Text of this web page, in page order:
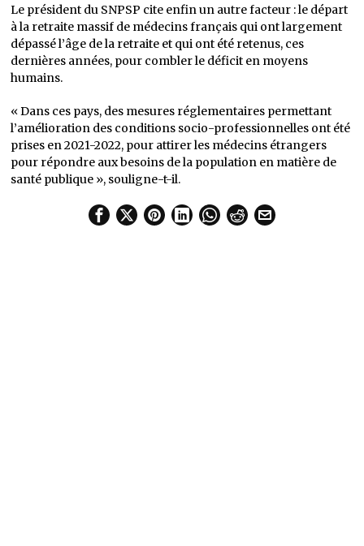
Le président du SNPSP cite enfin un autre facteur : le départ
à la retraite massif de médecins français qui ont largement
dépassé l’âge de la retraite et qui ont été retenus, ces
dernières années, pour combler le déficit en moyens
humains.
« Dans ces pays, des mesures réglementaires permettant
l’amélioration des conditions socio-professionnelles ont été
prises en 2021-2022, pour attirer les médecins étrangers
pour répondre aux besoins de la population en matière de
santé publique », souligne-t-il.